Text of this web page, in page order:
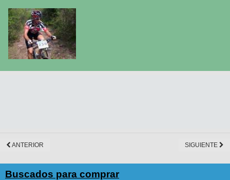
ANTERIOR SIGUIENTE
Buscados para comprar